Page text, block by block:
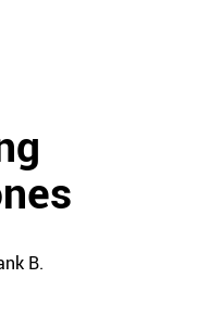
B.